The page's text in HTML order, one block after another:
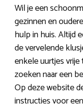
Wil je een
gezinnen en
hulp in huis. Altijd
de vervelende
enkele uurtjes
zoeken naar een
Op deze website
instructies voor